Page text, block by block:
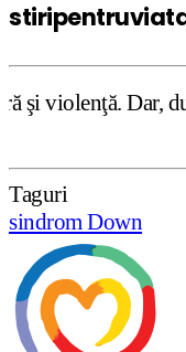
după cum
Taguri
sindrom Down